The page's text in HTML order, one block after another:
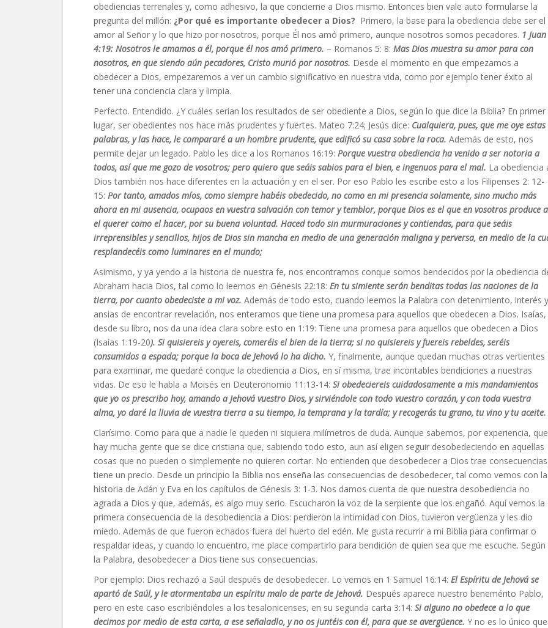
obediencias terrenales y, como adhesivo, la que concierne a Dios mismo. Entonces bien vale auto formularse la
pregunta del millón: ¿Por qué es importante obedecer a Dios? Primero, la base para la obediencia debe ser el
amor al Señor y lo que hizo por nosotros, porque Él nos amó primero, aunque nosotros somos pecadores. 1 Juan
4:19: Nosotros le amamos a él, porque él nos amó primero. – Romanos 5: 8: Mas Dios muestra su amor para con
nosotros, en que siendo aún pecadores, Cristo murió por nosotros. Desde el momento en que empezamos a
obedecer a Dios, empezaremos a ver un cambio significativo en nuestra vida, como por ejemplo tener éxito al
tener una conciencia clara y limpia.
Perfecto. Entendido. ¿Y cuáles serían los resultados de ser obediente a Dios, según lo que dice la Biblia? En primer
lugar, ser obedientes nos hace más prudentes y fuertes. Mateo 7:24; Jesús dice: Cualquiera, pues, que me oye estas
palabras, y las hace, le compararé a un hombre prudente, que edificó su casa sobre la roca. Además de esto, nos
permite dejar un legado. Pablo les dice a los Romanos 16:19: Porque vuestra obediencia ha venido a ser notoria a
todos, así que me gozo de vosotros; pero quiero que seáis sabios para el bien, e ingenuos para el mal. La obediencia
Dios también nos hace diferentes en la actuación y en el ser. Por eso Pablo les escribe esto a los Filipenses 2: 12-
15: Por tanto, amados míos, como siempre habéis obedecido, no como en mi presencia solamente, sino mucho más
ahora en mi ausencia, ocupaos en vuestra salvación con temor y temblor, porque Dios es el que en vosotros produce
el querer como el hacer, por su buena voluntad. Haced todo sin murmuraciones y contiendas, para que seáis
irreprensibles y sencillos, hijos de Dios sin mancha en medio de una generación maligna y perversa, en medio de la
resplandecéis como luminares en el mundo;
Asimismo, y ya yendo a la historia de nuestra fe, nos encontramos conque somos bendecidos por la obediencia
Abraham hacia Dios, tal como lo leemos en Génesis 22:18: En tu simiente serán benditas todas las naciones de la
tierra, por cuanto obedeciste a mi voz. Además de todo esto, cuando leemos la Palabra con detenimiento, interés y
ansias de encontrar revelación, nos enteramos que tiene una promesa para aquellos que obedecen a Dios. Isaías,
desde su libro, nos da una idea clara sobre esto en 1:19: Tiene una promesa para aquellos que obedecen a Dios
(Isaías 1:19-20). Si quisiereis y oyereis, comeréis el bien de la tierra; si no quisiereis y fuereis rebeldes, seréis
consumidos a espada; porque la boca de Jehová lo ha dicho. Y, finalmente, aunque quedan muchas otras vertientes
para examinar, me quedaré conque la obediencia a Dios, en sí misma, trae incontables bendiciones a nuestras
vidas. De eso le habla a Moisés en Deuteronomio 11:13-14: Si obedeciereis cuidadosamente a mis mandamientos
que yo os prescribo hoy, amando a Jehová vuestro Dios, y sirviéndole con todo vuestro corazón, y con toda vuestra
alma, yo daré la lluvia de vuestra tierra a su tiempo, la temprana y la tardía; y recogerás tu grano, tu vino y tu aceite.
Clarísimo. Como para que a nadie le queden ni siquiera milímetros de duda. Aunque sabemos, por experiencia, que
hay mucha gente que se dice cristiana que, sabiendo todo esto, aun así eligen seguir desobedeciendo en aquellas
cosas que no pueden o simplemente no quieren cortar. No entienden que desobedecer a Dios trae
tiene un precio. Desde un principio la Biblia nos enseña las consecuencias de desobedecer, tal como vemos con la
historia de Adán y Eva en los capítulos de Génesis 3: 1-3. Nos damos cuenta de que nuestra desobediencia no
agrada a Dios y que, además, es algo muy serio. Escucharon la voz de la serpiente que los engañó. Aquí vemos la
primera consecuencia de la desobediencia a Dios: perdieron la intimidad con Dios, tuvieron vergüenza y les dio
miedo. Además de que fueron echados fuera del huerto del edén. Me gusta recurrir a mi Biblia para confirmar o
respaldar ideas, y cuando lo encuentro, me place compartirlo para bendición de quien sea que me escuche. Según
la Palabra, desobedecer a Dios tiene sus consecuencias.
Por ejemplo: Dios rechazó a Saúl después de desobedecer. Lo vemos en 1 Samuel 16:14: El Espíritu de Jehová se
apartó de Saúl, y le atormentaba un espíritu malo de parte de Jehová. Después aparece nuestro benemérito Pablo,
pero en este caso escribiéndoles a los tesalonicenses, en su segunda carta 3:14: Si alguno no obedece a lo que
decimos por medio de esta carta, a ese señaladlo, y no os juntéis con él, para que se avergüence. Y no es lo único que